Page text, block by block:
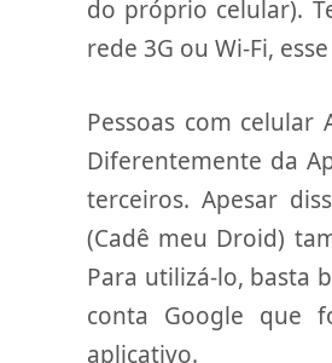
do próprio celular).
rede 3G ou Wi-Fi,
Pessoas com
Diferentemente da
terceiros. Apesar
(Cadê meu Droid)
Para utilizá-lo, basta
conta Google que
aplicativo.